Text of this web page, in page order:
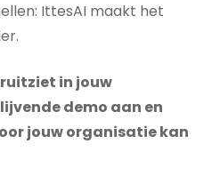
IttesAI maakt het
in jouw
demo aan en
jouw organisatie kan